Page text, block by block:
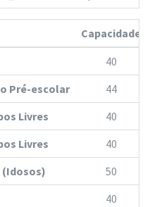
Capacidade
40
Pré-escolar
44
Livres
40
Livres
40
(Idosos)
50
40